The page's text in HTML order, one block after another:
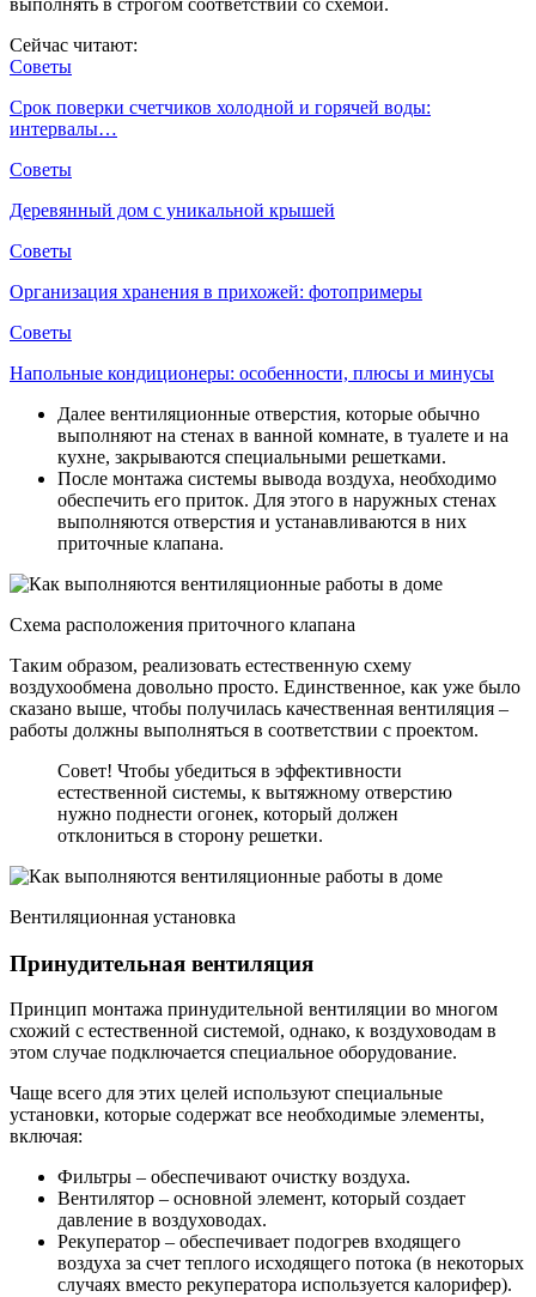
Сейчас читают:
Советы
Срок поверки счетчиков холодной и горячей воды:
интервалы…
Советы
Деревянный дом с уникальной крышей
Советы
Организация хранения в прихожей: фотопримеры
Советы
Напольные кондиционеры: особенности, плюсы и минусы
Далее вентиляционные отверстия, которые обычно
выполняют на стенах в ванной комнате, в туалете и на
кухне, закрываются специальными решетками.
После монтажа системы вывода воздуха, необходимо
обеспечить его приток. Для этого в наружных стенах
выполняются отверстия и устанавливаются в них
приточные клапана.
Схема расположения приточного клапана
Таким образом, реализовать естественную схему
воздухообмена довольно просто. Единственное, как уже было
сказано выше, чтобы получилась качественная вентиляция –
работы должны выполняться в соответствии с проектом.
Совет! Чтобы убедиться в эффективности
естественной системы, к вытяжному отверстию
нужно поднести огонек, который должен
отклониться в сторону решетки.
Вентиляционная установка
Принудительная вентиляция
Принцип монтажа принудительной вентиляции во многом
схожий с естественной системой, однако, к воздуховодам в
этом случае подключается специальное оборудование.
Чаще всего для этих целей используют специальные
установки, которые содержат все необходимые элементы,
включая:
Фильтры – обеспечивают очистку воздуха.
Вентилятор – основной элемент, который создает
давление в воздуховодах.
Рекуператор – обеспечивает подогрев входящего
воздуха за счет теплого исходящего потока (в некоторых
случаях вместо рекуператора используется калорифер).